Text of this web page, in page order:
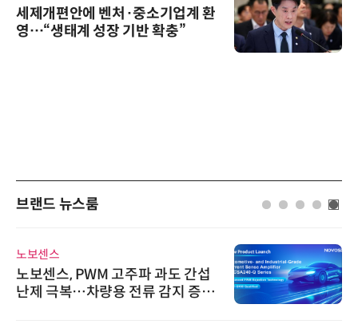
세제개편안에 벤처·중소기업계 환
영…“생태계 성장 기반 확충”
브랜드 뉴스룸
폭
디에스앤지, 'AI EXPO KOREA
26' 참가 성료… AI 전 생애주기
우르는 통합 솔루션 선봬